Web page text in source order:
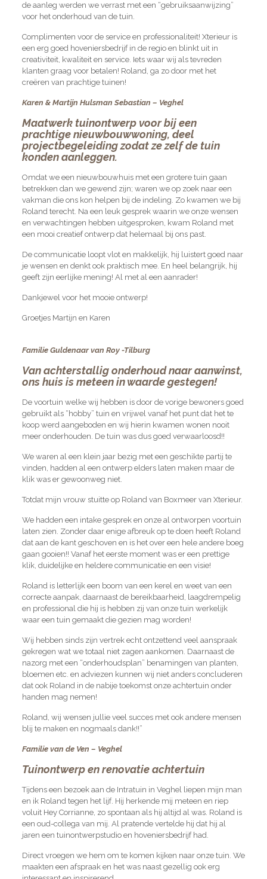
de aanleg werden we verrast met een “gebruiksaanwijzing”
voor het onderhoud van de tuin.
Complimenten voor de service en professionaliteit! Xterieur is
een erg goed hoveniersbedrijf in de regio en blinkt uit in
creativiteit, kwaliteit en service. Iets waar wij als tevreden
klanten graag voor betalen! Roland, ga zo door met het
creëren van prachtige tuinen!
Karen & Martijn Hulsman Sebastian – Veghel
Maatwerk tuinontwerp voor bij een
prachtige nieuwbouwwoning, deel
projectbegeleiding zodat ze zelf de tuin
konden aanleggen.
Omdat we een nieuwbouwhuis met een grotere tuin gaan
betrekken dan we gewend zijn; waren we op zoek naar een
vakman die ons kon helpen bij de indeling. Zo kwamen we bij
Roland terecht. Na een leuk gesprek waarin we onze wensen
en verwachtingen hebben uitgesproken, kwam Roland met
een mooi creatief ontwerp dat helemaal bij ons past.
De communicatie loopt vlot en makkelijk, hij luistert goed naar
je wensen en denkt ook praktisch mee. En heel belangrijk, hij
geeft zijn eerlijke mening! Al met al een aanrader!
Dankjewel voor het mooie ontwerp!
Groetjes Martijn en Karen
Familie Guldenaar van Roy -Tilburg
Van achterstallig onderhoud naar aanwinst,
ons huis is meteen in waarde gestegen!
De voortuin welke wij hebben is door de vorige bewoners goed
gebruikt als “hobby” tuin en vrijwel vanaf het punt dat het te
koop werd aangeboden en wij hierin kwamen wonen nooit
meer onderhouden. De tuin was dus goed verwaarloosd!!
We waren al een klein jaar bezig met een geschikte partij te
vinden, hadden al een ontwerp elders laten maken maar de
klik was er gewoonweg niet.
Totdat mijn vrouw stuitte op Roland van Boxmeer van Xterieur.
We hadden een intake gesprek en onze al ontworpen voortuin
laten zien. Zonder daar enige afbreuk op te doen heeft Roland
dat aan de kant geschoven en is het over een hele andere boeg
gaan gooien!! Vanaf het eerste moment was er een prettige
klik, duidelijke en heldere communicatie en een visie!
Roland is letterlijk een boom van een kerel en weet van een
correcte aanpak, daarnaast de bereikbaarheid, laagdrempelig
en professional die hij is hebben zij van onze tuin werkelijk
waar een tuin gemaakt die gezien mag worden!
Wij hebben sinds zijn vertrek echt ontzettend veel aanspraak
gekregen wat we totaal niet zagen aankomen. Daarnaast de
nazorg met een “onderhoudsplan” benamingen van planten,
bloemen etc. en adviezen kunnen wij niet anders concluderen
dat ook Roland in de nabije toekomst onze achtertuin onder
handen mag nemen!
Roland, wij wensen jullie veel succes met ook andere mensen
blij te maken en nogmaals dank!!”
Familie van de Ven – Veghel
Tuinontwerp en renovatie achtertuin
Tijdens een bezoek aan de Intratuin in Veghel liepen mijn man
en ik Roland tegen het lijf. Hij herkende mij meteen en riep
voluit Hey Corrianne, zo spontaan als hij altijd al was. Roland is
een oud-collega van mij. Al pratende vertelde hij dat hij al
jaren een tuinontwerpstudio en hoveniersbedrijf had.
Direct vroegen we hem om te komen kijken naar onze tuin. We
maakten een afspraak en het was naast gezellig ook erg